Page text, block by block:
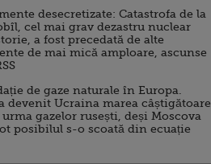
desecretizate: Catastrofa de la
cel mai grav dezastru nuclear
a fost precedată de alte
de mai mică amploare, ascunse
de gaze naturale în Europa.
devenit Ucraina marea câștigătoare
urma gazelor rusești, deși Moscova
posibilul s-o scoată din ecuație